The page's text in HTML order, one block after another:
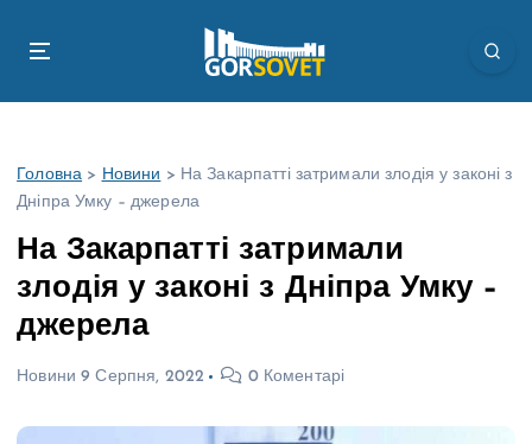
Головна > Новини > На Закарпатті затримали злодія у законі з
Дніпра Умку – джерела
На Закарпатті затримали
злодія у законі з Дніпра Умку –
джерела
Новини 9 Серпня, 2022 0 Коментарі